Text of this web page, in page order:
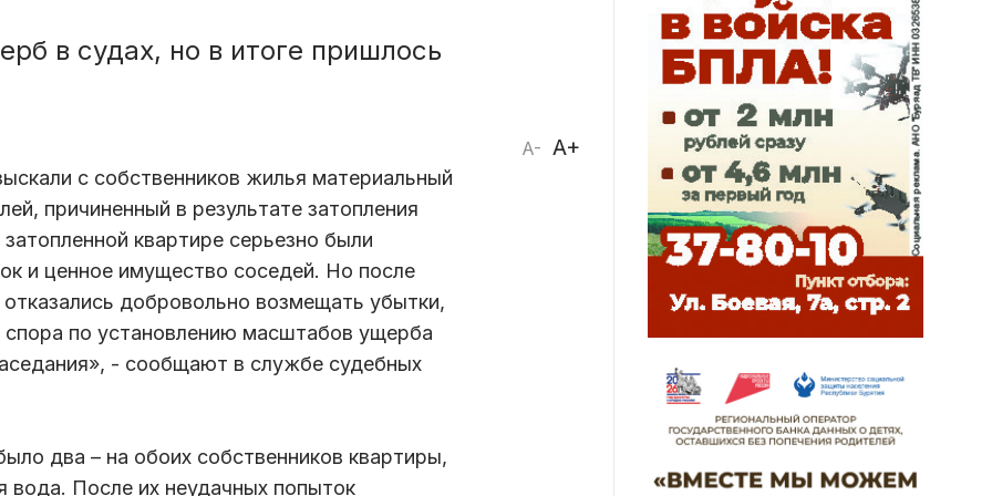
в судах, но в итоге пришлось
A- A+
с собственников жилья материальный
причиненный в результате затопления
квартире серьезно были
и ценное имущество соседей. Но после
добровольно возмещать убытки,
спора по установлению масштабов ущерба
- сообщают в службе судебных
два – на обоих собственников квартиры,
вода. После их неудачных попыток